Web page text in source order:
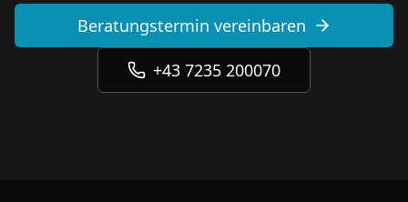
Beratungstermin vereinbaren
+43 7235 200070